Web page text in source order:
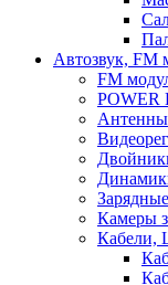
Автозвук, FM
FM
POWER
Антенны
Камеры
Кабели,